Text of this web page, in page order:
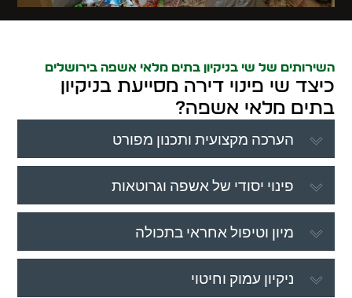
השירותים של שי בניקיון בתים מלאי אשפה בירושלים
כיצד שי פינוי דירה מסייעת בניקיון
בתים מלאי אשפה?
הערכה מקצועית ותכנון מפורט
פינוי יסודי של אשפה וגרוטאות
מיון וטיפול אחראי בתכולה
ניקיון עמוק וחיטוי